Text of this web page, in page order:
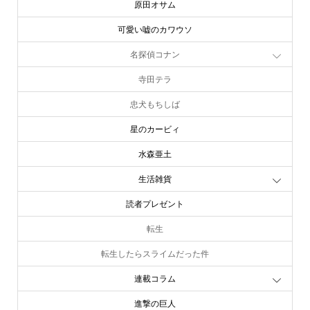
原田オサム
可愛い嘘のカワウソ
名探偵コナン
寺田テラ
忠犬もちしば
星のカービィ
水森亜土
生活雑貨
読者プレゼント
転生
転生したらスライムだった件
連載コラム
進撃の巨人